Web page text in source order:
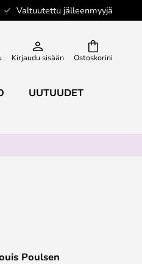
Valtuutettu jälleenmyyjä
Ostoskorini
Kirjaudu sisään
UUTUUDET
Poulsen